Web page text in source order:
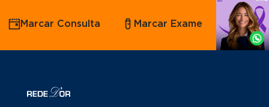
Agende
por
Whatsapp
Marcar Consulta Marcar Exame